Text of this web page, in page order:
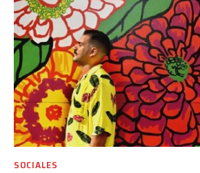
SOCIALES